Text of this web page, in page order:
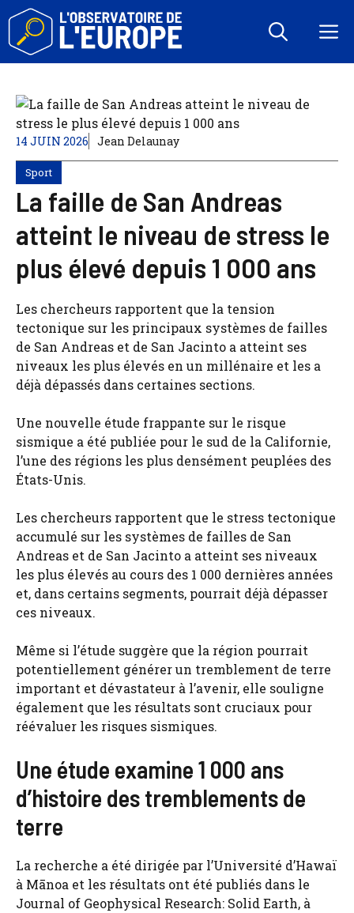
Aller
contenu
14 JUIN 2026 Jean Delaunay
Sport
La faille de San Andreas
atteint le niveau de stress le
plus élevé depuis 1 000 ans
Les chercheurs rapportent que la tension
tectonique sur les principaux systèmes de failles
de San Andreas et de San Jacinto a atteint ses
niveaux les plus élevés en un millénaire et les a
déjà dépassés dans certaines sections.
Une nouvelle étude frappante sur le risque
sismique a été publiée pour le sud de la Californie,
l’une des régions les plus densément peuplées des
États-Unis.
Les chercheurs rapportent que le stress tectonique
accumulé sur les systèmes de failles de San
Andreas et de San Jacinto a atteint ses niveaux
les plus élevés au cours des 1 000 dernières années
et, dans certains segments, pourrait déjà dépasser
ces niveaux.
Même si l’étude suggère que la région pourrait
potentiellement générer un tremblement de terre
important et dévastateur à l’avenir, elle souligne
également que les résultats sont cruciaux pour
réévaluer les risques sismiques.
Une étude examine 1 000 ans
d’histoire des tremblements de
terre
La recherche a été dirigée par l’Université d’Hawaï
à Mānoa et les résultats ont été publiés dans le
Journal of Geophysical Research: Solid Earth, à